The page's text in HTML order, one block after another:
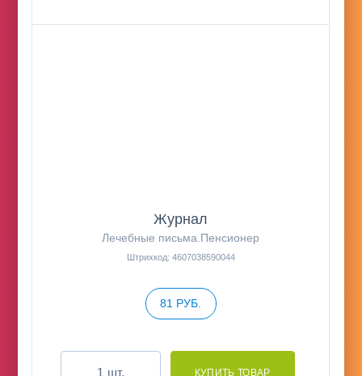
Журнал
Лечебные письма.Пенсионер
Штрихкод: 4607038590044
81 РУБ.
шт.